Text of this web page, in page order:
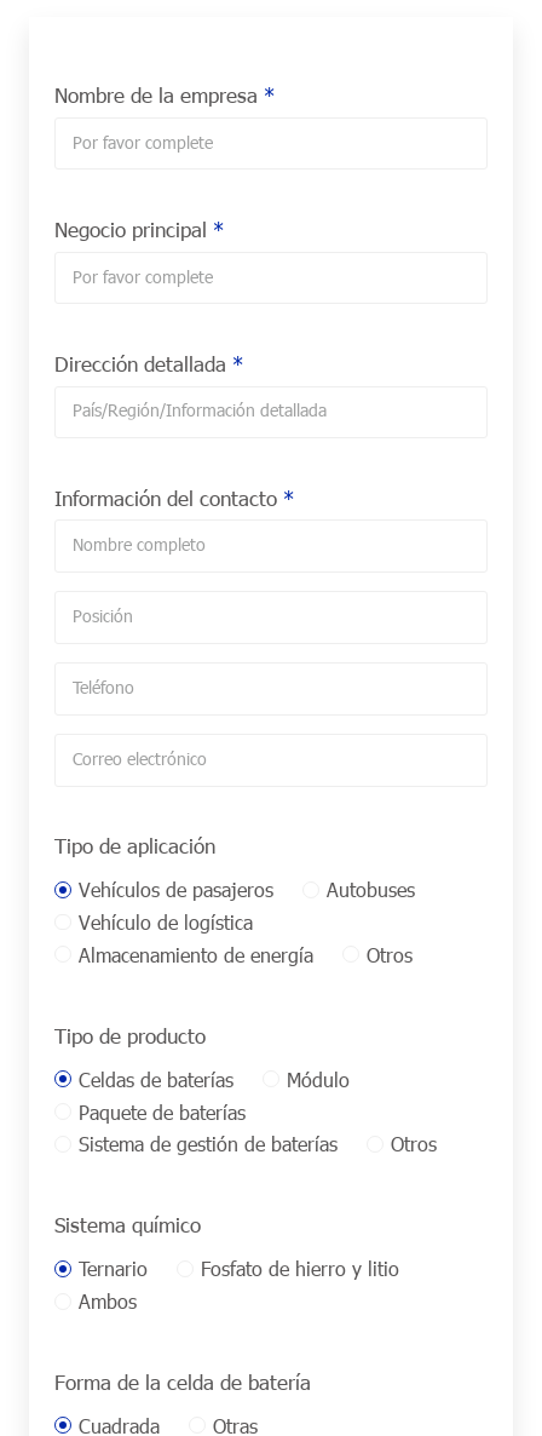
Nombre de la empresa *
Negocio principal *
Dirección detallada *
Información del contacto *
Tipo de aplicación
Vehículos de pasajeros
Autobuses
Vehículo de logística
Almacenamiento de energía
Otros
Tipo de producto
Celdas de baterías
Módulo
Paquete de baterías
Sistema de gestión de baterías
Otros
Sistema químico
Ternario
Fosfato de hierro y litio
Ambos
Forma de la celda de batería
Cuadrada Otras